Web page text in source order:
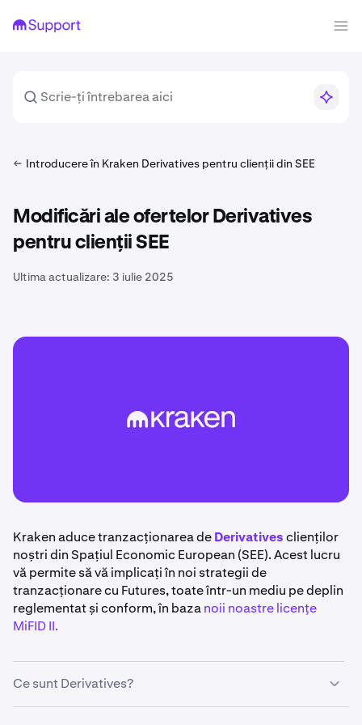
Introducere în Kraken Derivatives pentru clienții din SEE
Modificări ale ofertelor Derivatives
pentru clienții SEE
Ultima actualizare: 3 iulie 2025
Kraken aduce tranzacționarea deDerivativesclienților
noștri din Spațiul Economic European (SEE). Acest lucru
vă permite să vă implicați în noi strategii de
tranzacționare cu Futures, toate într-un mediu pe deplin
reglementat și conform, în bazanoii noastre licențe
MiFID II.
Ce sunt Derivatives?